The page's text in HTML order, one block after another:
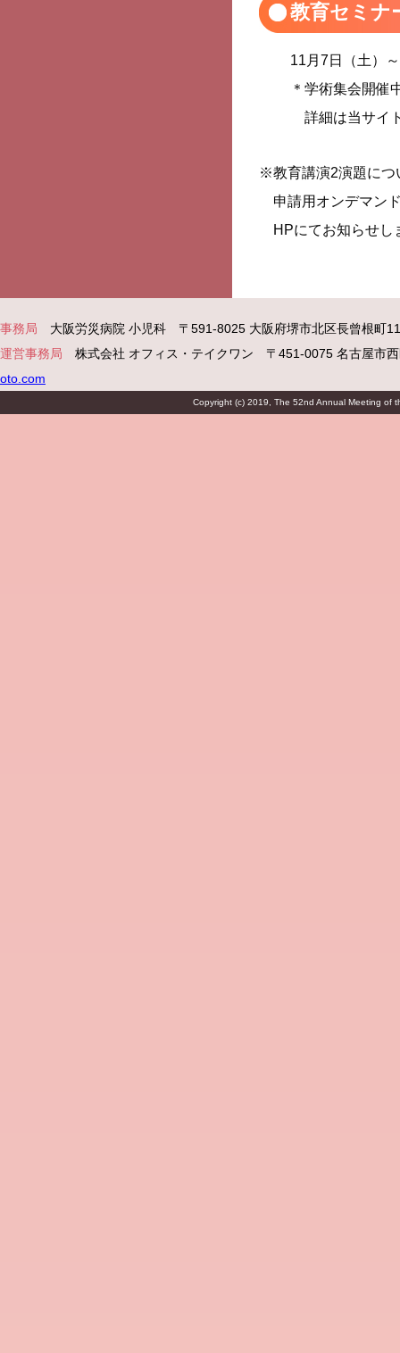
教育セミナ
11月7日（土）
＊学術集会開催
詳細は当サイ
※教育講演2演題につ
申請用オンデマン
HPにてお知らせし
事務局 大阪労災病院 小児科 〒591-8025 大阪府堺市北区長曾根町
運営事務局 株式会社 オフィス・テイクワン 〒451-0075 名古屋
oto.com
Copyright (c) 2019, The 52nd Annual Meeting of